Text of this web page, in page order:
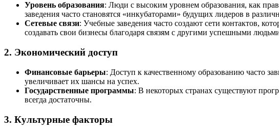
Уровень образования: Люди с высоким уровнем образования, как
заведения часто становятся «инкубаторами» будущих лидеров в
Сетевые связи: Учебные заведения часто создают сети контактов,
создавать свои бизнесы благодаря связям с другими успешными
2. Экономический доступ
Финансовые барьеры: Доступ к качественному образованию часто
увеличивает их шансы на успех.
Государственные программы: В некоторых странах существуют
всегда достаточны.
3. Культурные факторы